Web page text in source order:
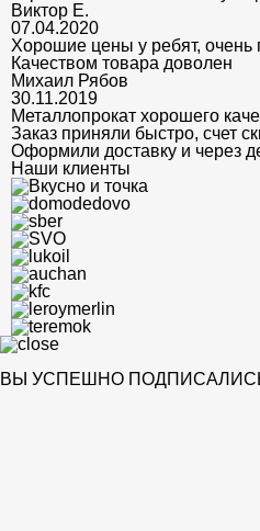
Виктор Е.
07.04.2020
Хорошие цены у ребят, очень
Качеством товара доволен
Михаил Рябов
30.11.2019
Металлопрокат хорошего
Заказ приняли быстро, счет
Оформили доставку и через
Наши клиенты
ВЫ УСПЕШНО